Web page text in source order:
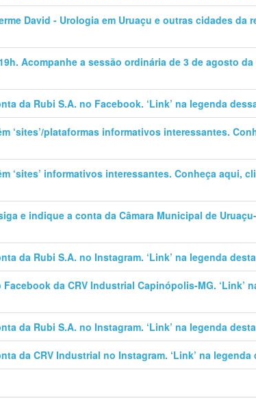
David - Urologia em Uruaçu e outras cidades da
Acompanhe a sessão ordinária de 3 de agosto da
da Rubi S.A. no Facebook. ‘Link’ na legenda
‘sites’/plataformas informativos interessantes.
‘sites’ informativos interessantes. Conheça aqui,
e indique a conta da Câmara Municipal de
da Rubi S.A. no Instagram. ‘Link’ na legenda
Facebook da CRV Industrial Capinópolis-MG. ‘Link’
da Rubi S.A. no Instagram. ‘Link’ na legenda
da CRV Industrial no Instagram. ‘Link’ na